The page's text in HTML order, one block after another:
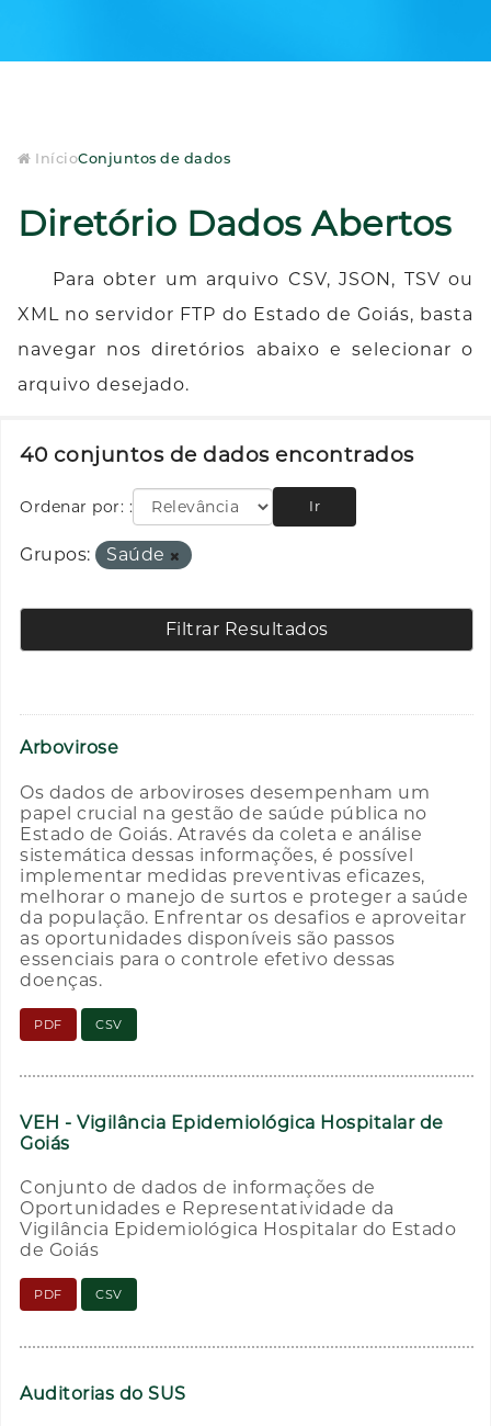
InícioConjuntos de dados
Diretório Dados Abertos
Para obter um arquivo CSV, JSON, TSV ou
XML no servidor FTP do Estado de Goiás, basta
navegar nos diretórios abaixo e selecionar o
arquivo desejado.
40 conjuntos de dados encontrados
Ordenar por: Ir
Grupos: Saúde
Filtrar Resultados
Arbovirose
Os dados de arboviroses desempenham um
papel crucial na gestão de saúde pública no
Estado de Goiás. Através da coleta e análise
sistemática dessas informações, é possível
implementar medidas preventivas eficazes,
melhorar o manejo de surtos e proteger a saúde
da população. Enfrentar os desafios e aproveitar
as oportunidades disponíveis são passos
essenciais para o controle efetivo dessas
doenças.
PDF CSV
VEH - Vigilância Epidemiológica Hospitalar de
Goiás
Conjunto de dados de informações de
Oportunidades e Representatividade da
Vigilância Epidemiológica Hospitalar do Estado
de Goiás
PDF CSV
Auditorias do SUS